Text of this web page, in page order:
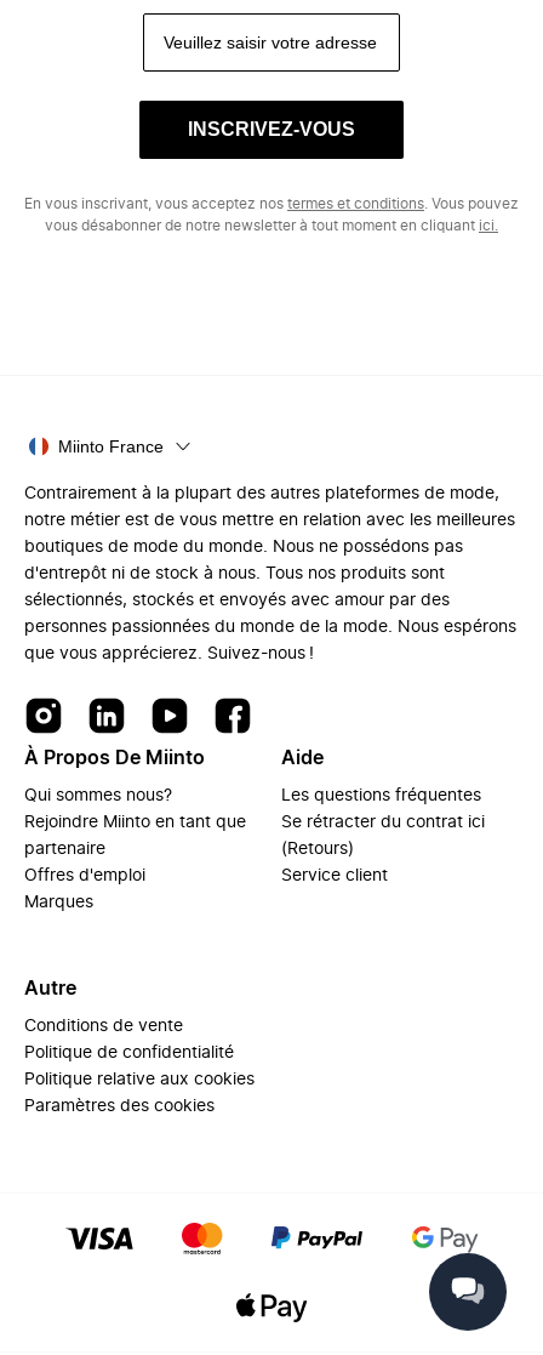
INSCRIVEZ-VOUS
En vous inscrivant, vous acceptez nos termes et conditions . Vous pouvez
vous désabonner de notre newsletter à tout moment en cliquant ici.
Miinto France
Contrairement à la plupart des autres plateformes de mode,
notre métier est de vous mettre en relation avec les meilleures
boutiques de mode du monde. Nous ne possédons pas
d'entrepôt ni de stock à nous. Tous nos produits sont
sélectionnés, stockés et envoyés avec amour par des
personnes passionnées du monde de la mode. Nous espérons
que vous apprécierez. Suivez-nous !
À Propos De Miinto
Qui sommes nous?
Rejoindre Miinto en tant que
partenaire
Offres d'emploi
Marques
Aide
Les questions fréquentes
Se rétracter du contrat ici
(Retours)
Service client
Autre
Conditions de vente
Politique de confidentialité
Politique relative aux cookies
Paramètres des cookies